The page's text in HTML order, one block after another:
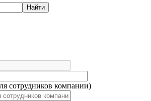
Найти
сотрудников компании)